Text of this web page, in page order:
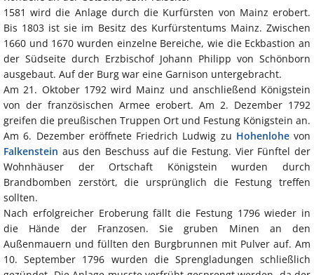
1581 wird die Anlage durch die Kurfürsten von Mainz erobert.
Bis 1803 ist sie im Besitz des Kurfürstentums Mainz. Zwischen
1660 und 1670 wurden einzelne Bereiche, wie die Eckbastion an
der Südseite durch Erzbischof Johann Philipp von Schönborn
ausgebaut. Auf der Burg war eine Garnison untergebracht.
Am 21. Oktober 1792 wird Mainz und anschließend Königstein
von der französischen Armee erobert. Am 2. Dezember 1792
greifen die preußischen Truppen Ort und Festung Königstein an.
Am 6. Dezember eröffnete Friedrich Ludwig zu Hohenlohevon
Falkenstein aus den Beschuss auf die Festung. Vier Fünftel der
Wohnhäuser der Ortschaft Königstein wurden durch
Brandbomben zerstört, die ursprünglich die Festung treffen
sollten.
Nach erfolgreicher Eroberung fällt die Festung 1796 wieder in
die Hände der Franzosen. Sie gruben Minen an den
Außenmauern und füllten den Burgbrunnen mit Pulver auf. Am
10. September 1796 wurden die Sprengladungen schließlich